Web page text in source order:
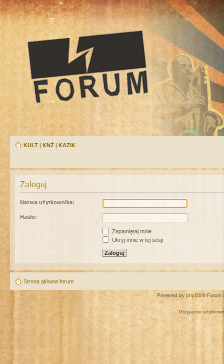
KULT | KNŻ | KAZIK
Zaloguj
Nazwa użytkownika:
Hasło:
Zapamiętaj mnie
Ukryj mnie w tej sesji
Strona główna forum
Powered by phpBB® Forum
Przyjazne